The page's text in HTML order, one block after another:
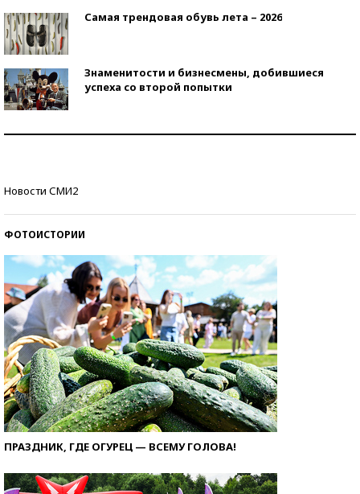
Самая трендовая обувь лета – 2026
Знаменитости и бизнесмены, добившиеся
успеха со второй попытки
Новости СМИ2
ФОТОИСТОРИИ
ПРАЗДНИК, ГДЕ ОГУРЕЦ — ВСЕМУ ГОЛОВА!